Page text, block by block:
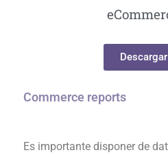
Descargar
Commerce reports
Es importante disponer de